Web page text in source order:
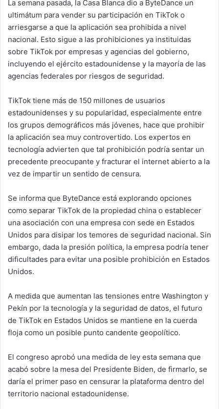
La semana pasada, la Casa Blanca dio a ByteDance un
ultimátum para vender su participación en TikTok o
arriesgarse a que la aplicación sea prohibida a nivel
nacional. Esto sigue a las prohibiciones ya instituidas
sobre TikTok por empresas y agencias del gobierno,
incluyendo el ejército estadounidense y la mayoría de las
agencias federales por riesgos de seguridad.
TikTok tiene más de 150 millones de usuarios
estadounidenses y su popularidad, especialmente entre
los grupos demográficos más jóvenes, hace que prohibir
la aplicación sea muy controvertido. Los expertos en
tecnología advierten que tal prohibición podría sentar un
precedente preocupante y fracturar el internet abierto a la
vez de impartir un sentido de censura.
Se informa que ByteDance está explorando opciones
como separar TikTok de la propiedad china o establecer
una asociación con una empresa con sede en Estados
Unidos para disipar los temores de seguridad nacional. Sin
embargo, dada la presión política, la empresa podría tener
dificultades para evitar una posible prohibición en Estados
Unidos.
A medida que aumentan las tensiones entre Washington y
Pekín por la tecnología y la seguridad de datos, el futuro
de TikTok en Estados Unidos se mantiene en la cuerda
floja como un posible punto candente geopolítico.
El congreso aprobó una medida de ley esta semana que
acabó sobre la mesa del Presidente Biden, de firmarlo, se
daría el primer paso en censurar la plataforma dentro del
territorio nacional estadounidense.